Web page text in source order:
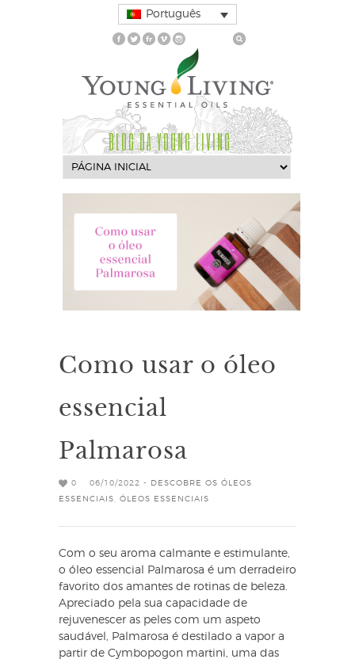
Português
BLOG DA YOUNG LIVING
Como usar o óleo
essencial
Palmarosa
0 06/10/2022 -
DESCOBRE OS ÓLEOS
ESSENCIAIS
ÓLEOS ESSENCIAIS
Com o seu aroma calmante e estimulante,
o óleo essencial Palmarosa é um derradeiro
favorito dos amantes de rotinas de beleza.
Apreciado pela sua capacidade de
rejuvenescer as peles com um aspeto
saudável, Palmarosa é destilado a vapor a
partir de Cymbopogon martini, uma das